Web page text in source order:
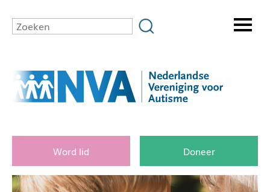
Word lid Doneer